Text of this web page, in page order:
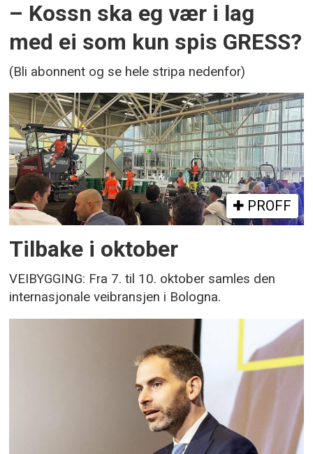
– Kossn ska eg vær i lag
med ei som kun spis GRESS?
(Bli abonnent og se hele stripa nedenfor)
PROFF
Tilbake i oktober
VEIBYGGING: Fra 7. til 10. oktober samles den
internasjonale veibransjen i Bologna.